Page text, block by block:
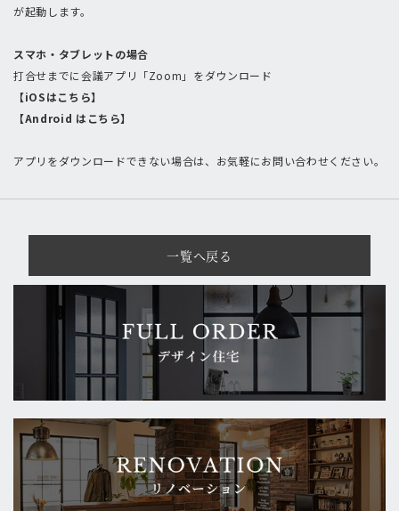
が起動します。
スマホ・タブレットの場合
打合せまでに会議アプリ「Zoom」をダウンロード
【iOSはこちら】
【Android はこちら】
アプリをダウンロードできない場合は、お気軽にお問い合わせください。
一覧へ戻る